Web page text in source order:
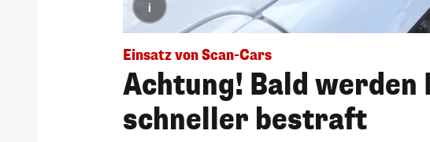
i
Einsatz von Scan-Cars
Achtung! Bald werden
schneller bestraft